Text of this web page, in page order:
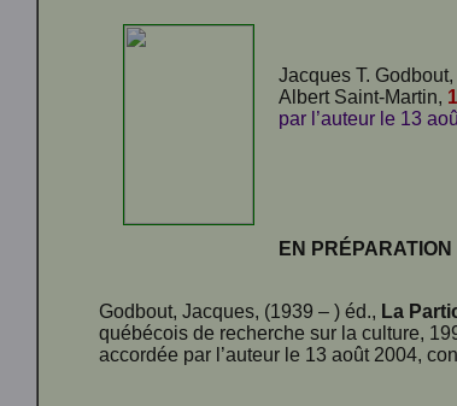
Jacques T. Godbout,
Albert Saint-Martin,
par l’auteur le 13
EN PRÉPARATION
Godbout, Jacques, (1939 – ) éd., La
québécois de recherche sur la culture,
accordée par l’auteur le 13 août 2004,